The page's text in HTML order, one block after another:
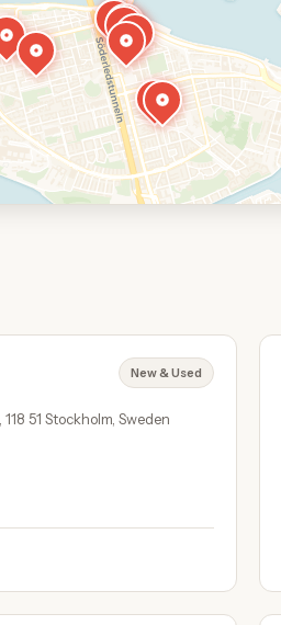
New & Used
51 Stockholm, Sweden